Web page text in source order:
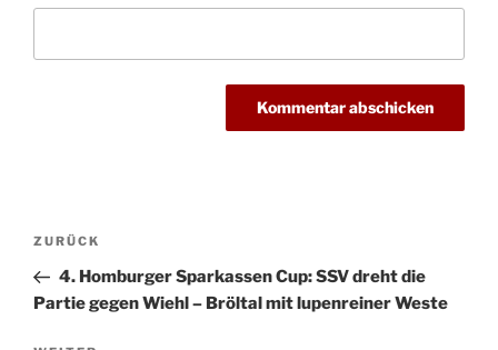
Beitragsnavigation
Vorheriger
Beitrag
ZURÜCK
4. Homburger Sparkassen Cup: SSV dreht die
Partie gegen Wiehl – Bröltal mit lupenreiner Weste